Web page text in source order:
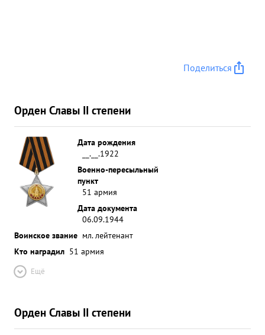
Поделиться
Орден Славы II степени
Дата рождения
__.__.1922
Военно-пересыльный
пункт
51 армия
Дата документа
06.09.1944
Воинское звание мл. лейтенант
Кто наградил 51 армия
Ещё
Орден Славы II степени